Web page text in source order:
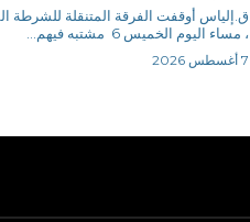
ق.إلياس أوقفت الفرقة المتنقلة
، مساء اليوم الخميس 6 مشتبه فيهم...
7 أغسطس 2026